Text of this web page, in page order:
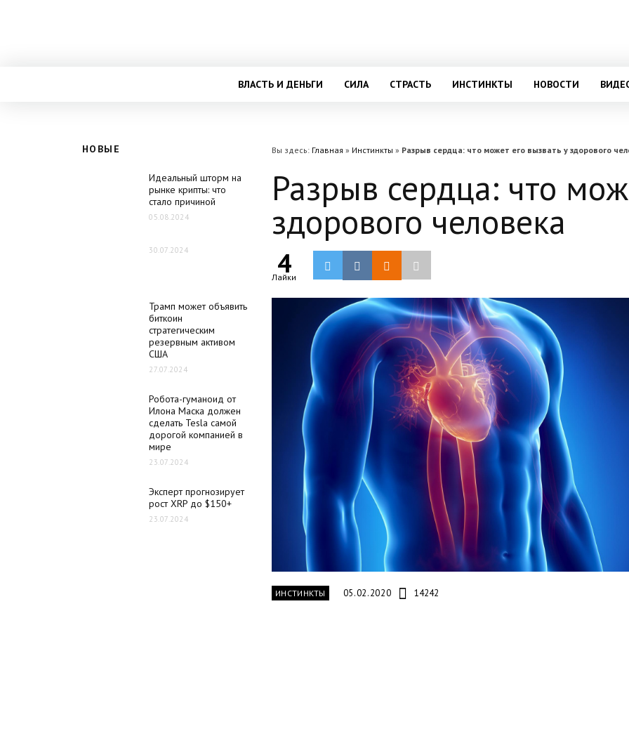
ВЛАСТЬ И ДЕНЬГИ СИЛА СТРАСТЬ ИНСТИНКТЫ НОВОСТИ
НОВЫЕ
Идеальный шторм на
рынке крипты: что
стало причиной
05.08.2024
30.07.2024
Трамп может объявить
биткоин
стратегическим
резервным активом
США
27.07.2024
Робота-гуманоид от
Илона Маска должен
сделать Tesla самой
дорогой компанией в
мире
23.07.2024
Эксперт прогнозирует
рост XRP до $150+
23.07.2024
Вы здесь: Главная » Инстинкты » Разрыв сердца: что может его вызвать у здорового
Разрыв сердца: что
здорового человека
4
Лайки
ИНСТИНКТЫ 05.02.2020 14242